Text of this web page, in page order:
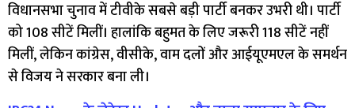
विधानसभा चुनाव में टीवीके सबसे बड़ी पार्टी बनकर उभरी थी। पार्टी
को 108 सीटें मिलीं। हालांकि बहुमत के लिए जरूरी 118 सीटें नहीं
मिलीं, लेकिन कांग्रेस, वीसीके, वाम दलों और आईयूएमएल के समर्थन
से विजय ने सरकार बना ली।